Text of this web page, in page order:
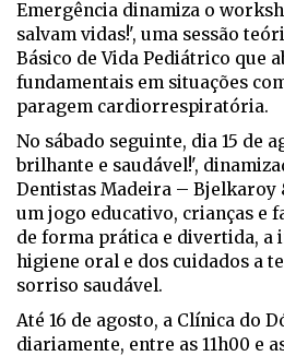
Emergência dinamiza o
salvam vidas!', uma sessão
Básico de Vida Pediátrico que
fundamentais em situações
paragem cardiorrespiratória.
No sábado seguinte, dia 15 de
brilhante e saudável!',
Dentistas Madeira – Bjelkaroy
um jogo educativo, crianças e
de forma prática e divertida, a
higiene oral e dos cuidados a
sorriso saudável.
Até 16 de agosto, a Clínica do
diariamente, entre as 11h00 e